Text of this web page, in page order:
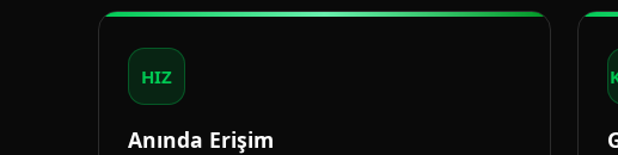
HIZ
Anında Erişim